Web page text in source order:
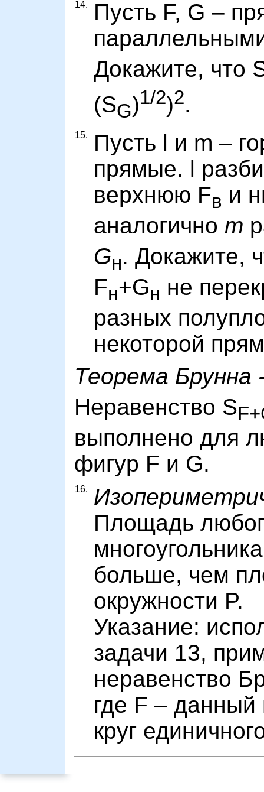
14.
Пусть F, G –
Докажите, что
(SG)1/2)2.
15.
Пусть l и m –
прямые. l
верхнюю Fв и
аналогично m
Gн. Докажите,
Fн+Gн не
разных
некоторой
Теорема Брунна
Неравенство S
выполнено для
фигур F и G.
16.
Площадь
больше, чем
окружности P.
Указание:
задачи 13,
неравенство
где F – данный
круг